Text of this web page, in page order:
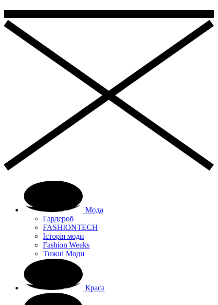
Мода
Гардероб
FASHIONTECH
Історія моди
Fashion Weeks
Тижні Моди
Краса